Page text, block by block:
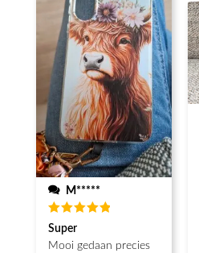
M*****
Waardering
5 uit 5
Super
Mooi gedaan precies